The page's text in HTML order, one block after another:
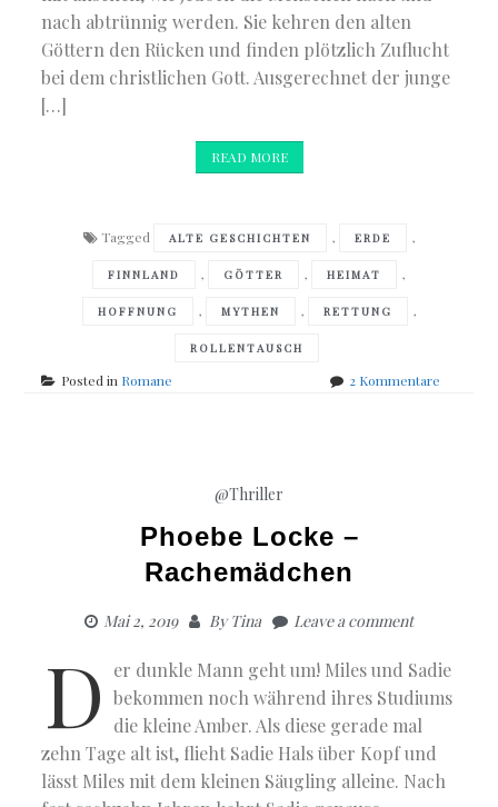
nach abtrünnig werden. Sie kehren den alten
Göttern den Rücken und finden plötzlich Zuflucht
bei dem christlichen Gott. Ausgerechnet der junge
[…]
READ MORE
Tagged ALTE GESCHICHTEN , ERDE ,
FINNLAND , GÖTTER , HEIMAT ,
HOFFNUNG , MYTHEN , RETTUNG ,
ROLLENTAUSCH
Posted in Romane 2 Kommentarezu
@Thriller
Phoebe Locke –
Rachemädchen
Mai 2, 2019 ByTina Leave a comment
D
er dunkle Mann geht um! Miles und Sadie
bekommen noch während ihres Studiums
die kleine Amber. Als diese gerade mal
zehn Tage alt ist, flieht Sadie Hals über Kopf und
lässt Miles mit dem kleinen Säugling alleine. Nach